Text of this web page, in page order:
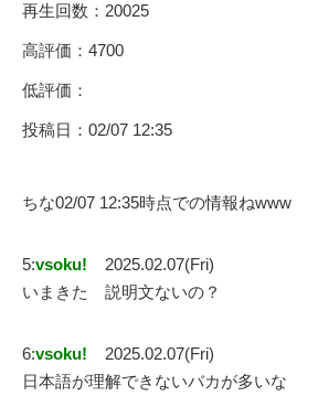
再生回数：20025
高評価：4700
低評価：
投稿日：02/07 12:35
ちな02/07 12:35時点での情報ねwww
5:vsoku!
2025.02.07(Fri)
いまきた 説明文ないの？
6:vsoku!
2025.02.07(Fri)
日本語が理解できないバカが多いな